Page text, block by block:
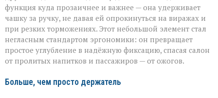
функция куда прозаичнее и важнее — она удерживает
чашку за ручку, не давая ей опрокинуться на виражах и
при резких торможениях. Этот небольшой элемент стал
негласным стандартом эргономики: он превращает
простое углубление в надёжную фиксацию, спасая салон
от пролитых напитков и пассажиров — от ожогов.
Больше, чем просто держатель